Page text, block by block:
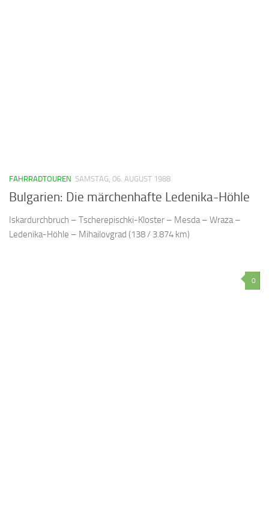
FAHRRADTOUREN SAMSTAG, 06. AUGUST 1988
Bulgarien: Die märchenhafte Ledenika-Höhle
Iskardurchbruch – Tscherepischki-Kloster – Mesda – Wraza –
Ledenika-Höhle – Mihailovgrad (138 / 3.874 km)
0